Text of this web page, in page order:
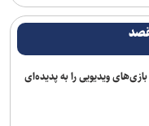
چطور بازی‌های ویدیویی را به پدیده‌ای